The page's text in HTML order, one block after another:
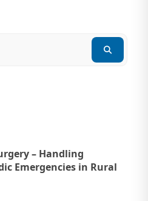
– Handling
Emergencies in Rural